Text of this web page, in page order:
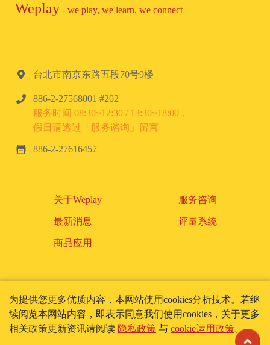
Weplay - we play, we learn, we connect
台北市南京东路五段70号9楼
886-2-27568001 #202
服务时间 08:30~12:30 / 13:30~18:00，
假日请透过「服务谘询」留言
886-2-27616457
关于Weplay
最新消息
商品应用
服务咨询
评量系统
使用条款 隐私政策
Cookie政策
为提供您更多优质内容，本网站使用cookies分析技术。若继
续阅览本网站内容，即表示同意我们使用cookies，关于更多
相关政策更新资讯请阅读 隐私政策 与 cookie运用政策。